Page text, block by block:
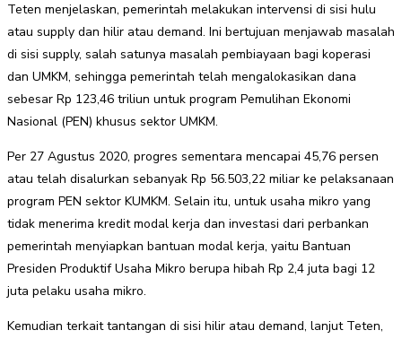
Teten menjelaskan, pemerintah melakukan intervensi di sisi hulu
atau supply dan hilir atau demand. Ini bertujuan menjawab masalah
di sisi supply, salah satunya masalah pembiayaan bagi koperasi
dan UMKM, sehingga pemerintah telah mengalokasikan dana
sebesar Rp 123,46 triliun untuk program Pemulihan Ekonomi
Nasional (PEN) khusus sektor UMKM.
Per 27 Agustus 2020, progres sementara mencapai 45,76 persen
atau telah disalurkan sebanyak Rp 56.503,22 miliar ke pelaksanaan
program PEN sektor KUMKM. Selain itu, untuk usaha mikro yang
tidak menerima kredit modal kerja dan investasi dari perbankan
pemerintah menyiapkan bantuan modal kerja, yaitu Bantuan
Presiden Produktif Usaha Mikro berupa hibah Rp 2,4 juta bagi 12
juta pelaku usaha mikro.
Kemudian terkait tantangan di sisi hilir atau demand, lanjut Teten,